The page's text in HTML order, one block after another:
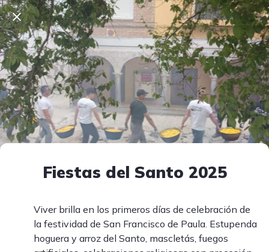
Fiestas del Santo 2025
Viver brilla en los primeros días de celebración de
la festividad de San Francisco de Paula. Estupenda
hoguera y arroz del Santo, mascletás, fuegos